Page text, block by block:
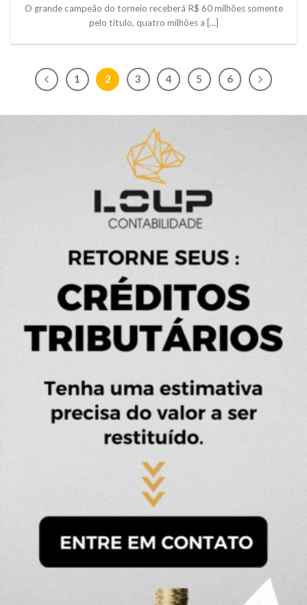
O grande campeão do torneio receberá R$ 60 milhões somente
pelo título, quatro milhões a [...]
1 2 3 4 5 6